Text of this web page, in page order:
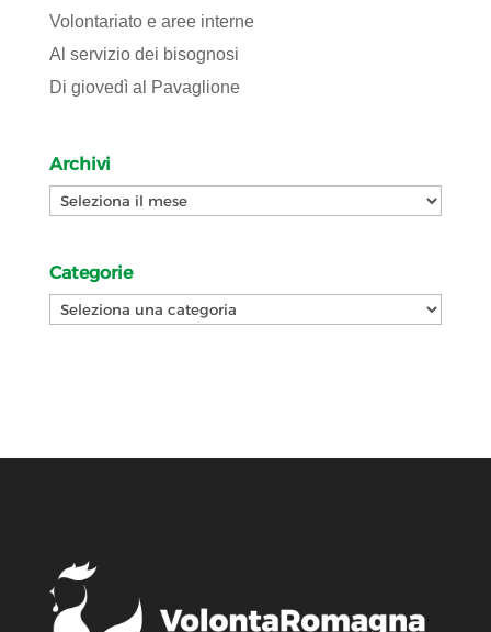
Volontariato e aree interne
Al servizio dei bisognosi
Di giovedì al Pavaglione
Archivi
Archivi
Categorie
Categorie